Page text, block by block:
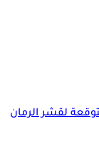
لقشر الرمان